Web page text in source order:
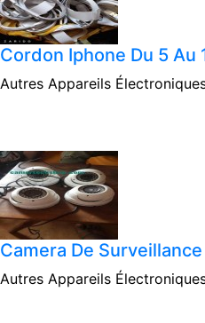
Cordon Iphone Du 5 Au
Autres Appareils
Camera De
Autres Appareils